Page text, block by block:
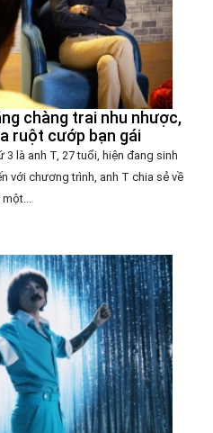
chàng trai nhu nhược,
ruột cướp bạn gái
là anh T, 27 tuổi, hiện đang sinh
với chương trình, anh T chia sẻ về
một...